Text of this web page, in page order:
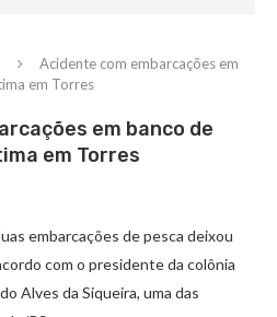
Acidente com embarcações em
em Torres
em banco de
em Torres
embarcações de pesca deixou
com o presidente da colônia
Alves da Siqueira, uma das